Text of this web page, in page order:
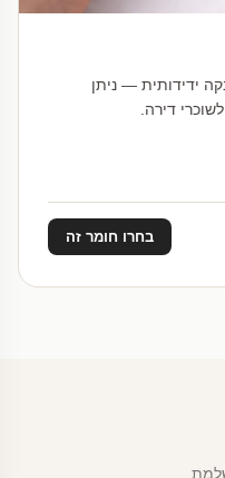
ידידותית — ניתן
דירה.
בחרו חומר זה